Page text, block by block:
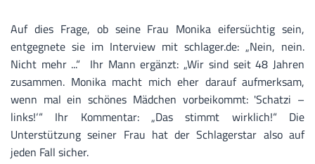
Auf dies Frage, ob seine Frau Monika eifersüchtig sein,
entgegnete sie im Interview mit schlager.de: „Nein, nein.
Nicht mehr ...“ Ihr Mann ergänzt: „Wir sind seit 48 Jahren
zusammen. Monika macht mich eher darauf aufmerksam,
wenn mal ein schönes Mädchen vorbeikommt: 'Schatzi –
links!‘“ Ihr Kommentar: „Das stimmt wirklich!“ Die
Unterstützung seiner Frau hat der Schlagerstar also auf
jeden Fall sicher.